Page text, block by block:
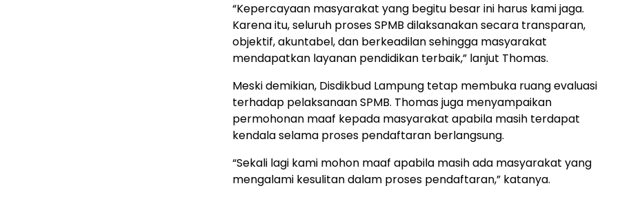
“Kepercayaan masyarakat yang begitu besar ini harus kami jaga.
Karena itu, seluruh proses SPMB dilaksanakan secara transparan,
objektif, akuntabel, dan berkeadilan sehingga masyarakat
mendapatkan layanan pendidikan terbaik,” lanjut Thomas.
Meski demikian, Disdikbud Lampung tetap membuka ruang evaluasi
terhadap pelaksanaan SPMB. Thomas juga menyampaikan
permohonan maaf kepada masyarakat apabila masih terdapat
kendala selama proses pendaftaran berlangsung.
“Sekali lagi kami mohon maaf apabila masih ada masyarakat yang
mengalami kesulitan dalam proses pendaftaran,” katanya.